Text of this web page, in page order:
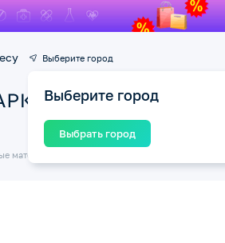
Выберите город
Выберите город
Выбрать город
Каталог
материалы